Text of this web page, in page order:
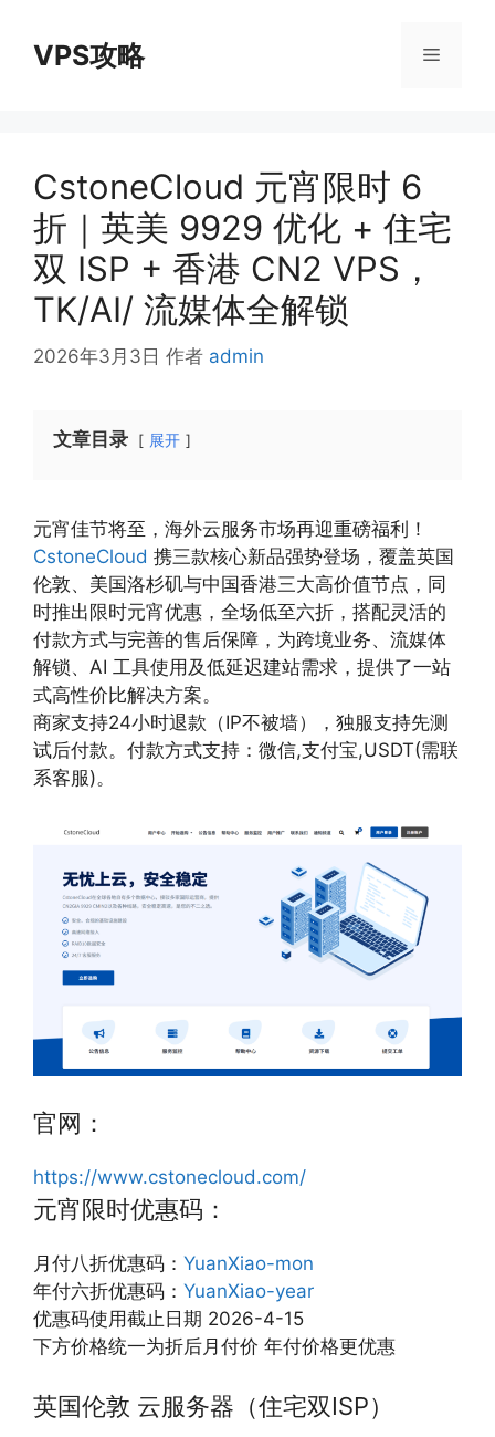
VPS攻略 菜
CstoneCloud 元宵限时 6
折｜英美 9929 优化 + 住宅
双 ISP + 香港 CN2 VPS，
TK/AI/ 流媒体全解锁
2026年3月3日 作者 admin
文章目录 展开
元宵佳节将至，海外云服务市场再迎重磅福利！
CstoneCloud 携三款核心新品强势登场，覆盖英国
伦敦、美国洛杉矶与中国香港三大高价值节点，同
时推出限时元宵优惠，全场低至六折，搭配灵活的
付款方式与完善的售后保障，为跨境业务、流媒体
解锁、AI 工具使用及低延迟建站需求，提供了一站
式高性价比解决方案。
商家支持24小时退款（IP不被墙），独服支持先测
试后付款。付款方式支持：微信,支付宝,USDT(需联
系客服)。
官网：
https://www.cstonecloud.com/
元宵限时优惠码：
月付八折优惠码： YuanXiao-mon
年付六折优惠码： YuanXiao-year
优惠码使用截止日期 2026-4-15
下方价格统一为折后月付价 年付价格更优惠
英国伦敦 云服务器（住宅双ISP）